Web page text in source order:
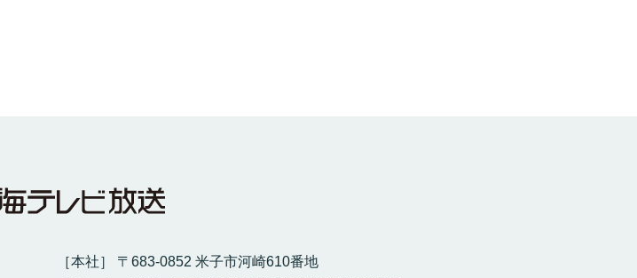
［本社］ 〒683-0852 米子市河崎610番地